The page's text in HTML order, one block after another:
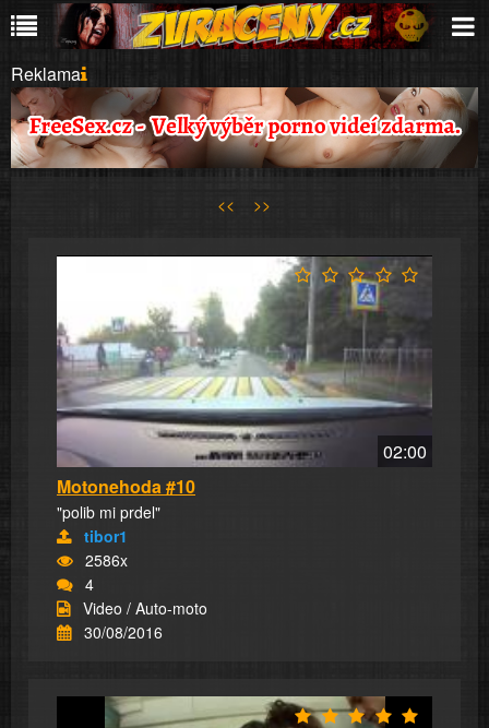
Reklama
<< >>
02:00
Motonehoda #10
"polib mi prdel"
tibor1
2586x
4
Video / Auto-moto
30/08/2016